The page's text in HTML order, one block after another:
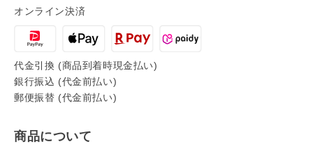
オンライン決済
代金引換 (商品到着時現金払い)
銀行振込 (代金前払い)
郵便振替 (代金前払い)
商品について